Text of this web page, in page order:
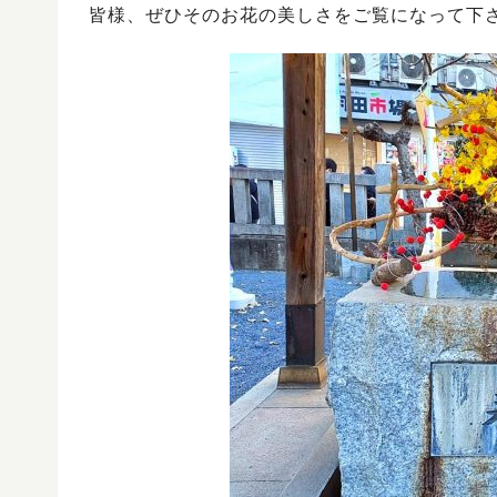
皆様、ぜひそのお花の美しさをご覧になって下